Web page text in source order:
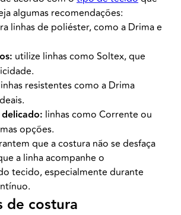
algumas recomendações:
linhas de poliéster, como a Drima e
utilize linhas como Soltex, que
resistentes como a Drima
linhas como Corrente ou
opções.
que a costura não se desfaça
a linha acompanhe o
tecido, especialmente durante
de costura